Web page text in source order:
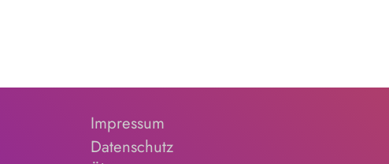
Impressum
Datenschutz